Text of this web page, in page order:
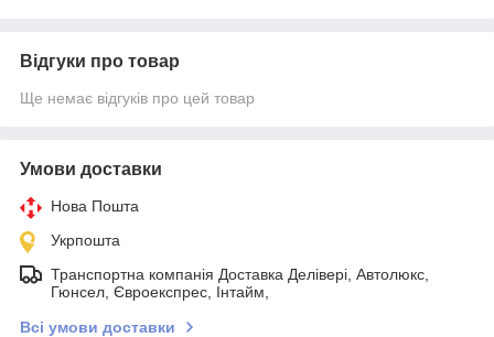
Відгуки про товар
Ще немає відгуків про цей товар
Умови доставки
Нова Пошта
Укрпошта
Транспортна компанія Доставка Делівері, Автолюкс,
Гюнсел, Євроекспрес, Інтайм,
Всі умови доставки